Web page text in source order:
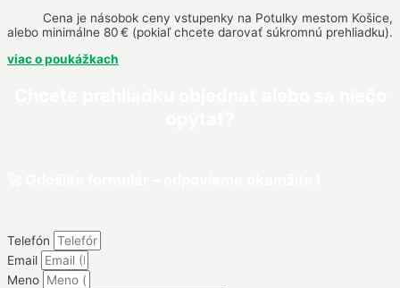
Cena je násobok ceny vstupenky na Potulky mestom Košice,
alebo minimálne 80 € (pokiaľ chcete darovať súkromnú prehliadku).
viac o poukážkach
Telefón
Email
Meno